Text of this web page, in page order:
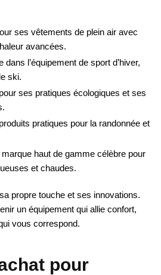
ses vêtements de plein air avec
avancées.
dans l’équipement de sport d’hiver,
ski.
ses pratiques écologiques et ses
pratiques pour la randonnée et
marque haut de gamme célèbre pour
et chaudes.
propre touche et ses innovations.
un équipement qui allie confort,
vous correspond.
pour